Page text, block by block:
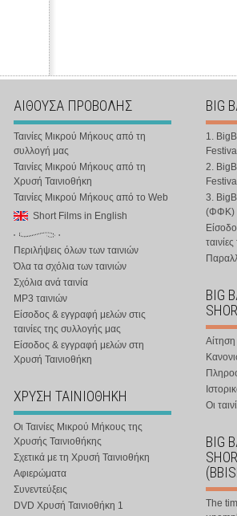
ΑΙΘΟΥΣΑ ΠΡΟΒΟΛΗΣ
Ταινίες Μικρού Μήκους από τη
συλλογή μας
Ταινίες Μικρού Μήκους από τη
Χρυσή Ταινιοθήκη
Ταινίες Μικρού Μήκους από το Web
Short Films in English
Περιλήψεις όλων των ταινιών
Όλα τα σχόλια των ταινιών
Σχόλια ανά ταινία
MP3 ταινιών
Είσοδος & εγγραφή μελών στις
ταινίες της συλλογής μας
Είσοδος & εγγραφή μελών στη
Χρυσή Ταινιοθήκη
ΧΡΥΣΗ ΤΑΙΝΙΟΘΗΚΗ
Οι Ταινίες Μικρού Μήκους της
Χρυσής Ταινιοθήκης
Σχετικά με τη Χρυσή Ταινιοθήκη
Αφιερώματα
Συνεντεύξεις
DVD Χρυσή Ταινιοθήκη 1
BIG
1.
Festival
2.
3.
(ΦΦΚ)
BIG
Οι
BIG
The